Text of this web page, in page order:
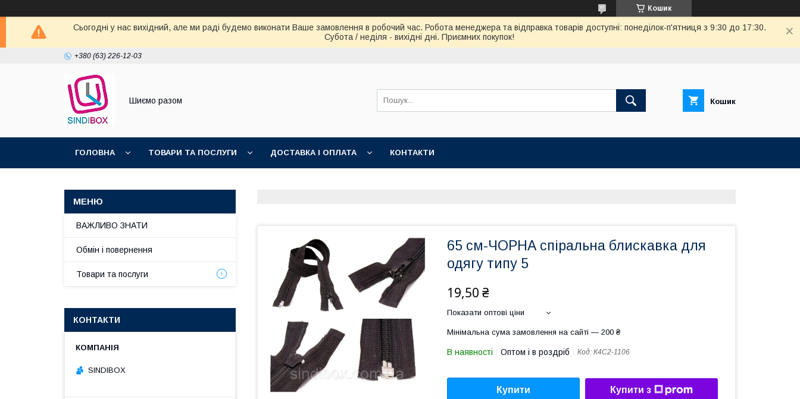
Кошик
Сьогодні у нас вихідний, але ми раді будемо виконати Ваше замовлення в робочий час. Робота менеджера та відправка товарів доступні: понеділок-п'ятниця з 9:30 до 17:30.
Субота / неділя - вихідні дні. Приємних покупок!
+380 (63) 226-12-03
Шиємо разом Кошик
ГОЛОВНА ТОВАРИ ТА ПОСЛУГИ ДОСТАВКА І ОПЛАТА КОНТАКТИ
65 см-ЧОРНА спіральна блискавка для
одягу типу 5
19,50 ₴
Показати оптові ціни
Мінімальна сума замовлення на сайті — 200 ₴
В наявності Оптом і в роздріб Код: К4С2-1106
Купити Купити з
ВАЖЛИВО ЗНАТИ
Обмін і повернення
Товари та послуги
КОНТАКТИ
SINDIBOX